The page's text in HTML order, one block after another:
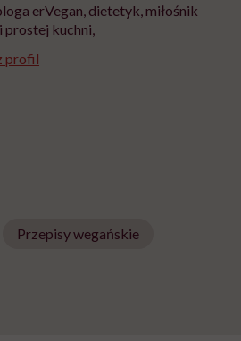
erVegan, dietetyk, miłośnik
prostej kuchni,
profil
Przepisy wegańskie